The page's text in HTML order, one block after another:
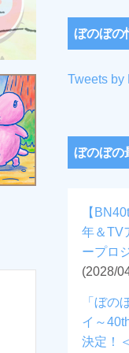
ぼのぼの
Tweets by
ぼのぼの
【
年＆TV
ープロ
(2028/
「ぼの
イ～
決定！